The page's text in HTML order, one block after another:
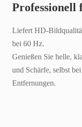
Professionell
Liefert HD-
bei 60 Hz.
Genießen Sie helle,
und Schärfe, selbst
Entfernungen.